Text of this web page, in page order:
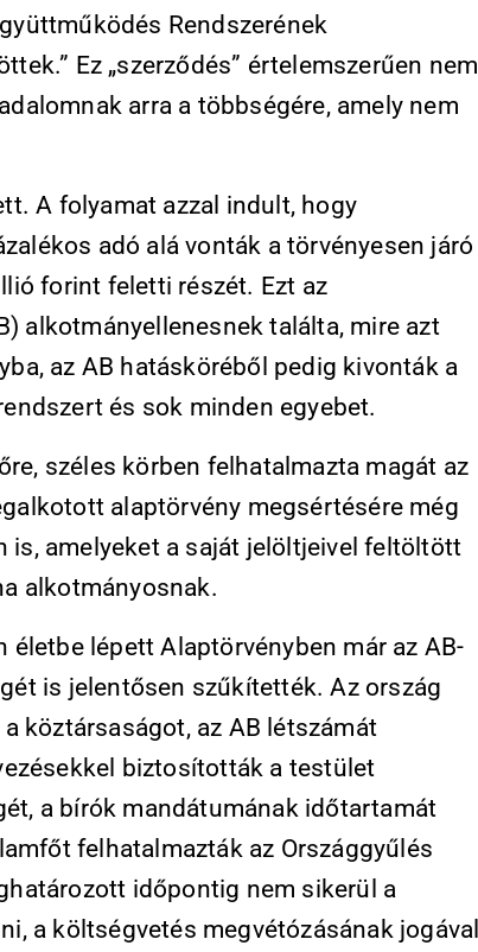
Rendszerének
Ez „szerződés” értelemszerűen nem
arra a többségére, amely nem
A folyamat azzal indult, hogy
adó alá vonták a törvényesen járó
forint feletti részét. Ezt az
alkotmányellenesnek találta, mire azt
az AB hatásköréből pedig kivonták a
és sok minden egyebet.
széles körben felhatalmazta magát az
alaptörvény megsértésére még
is, amelyeket a saját jelöltjeivel feltöltött
alkotmányosnak.
életbe lépett Alaptörvényben már az AB-
is jelentősen szűkítették. Az ország
köztársaságot, az AB létszámát
biztosították a testület
a bírók mandátumának időtartamát
felhatalmazták az Országgyűlés
időpontig nem sikerül a
a költségvetés megvétózásának jogával